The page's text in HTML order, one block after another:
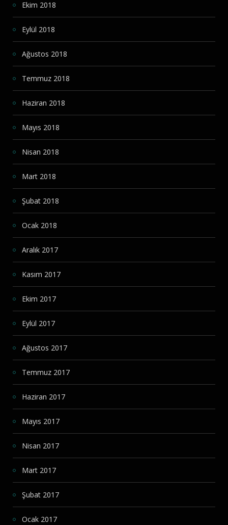
Ekim 2018
Eylül 2018
Ağustos 2018
Temmuz 2018
Haziran 2018
Mayıs 2018
Nisan 2018
Mart 2018
Şubat 2018
Ocak 2018
Aralık 2017
Kasım 2017
Ekim 2017
Eylül 2017
Ağustos 2017
Temmuz 2017
Haziran 2017
Mayıs 2017
Nisan 2017
Mart 2017
Şubat 2017
Ocak 2017